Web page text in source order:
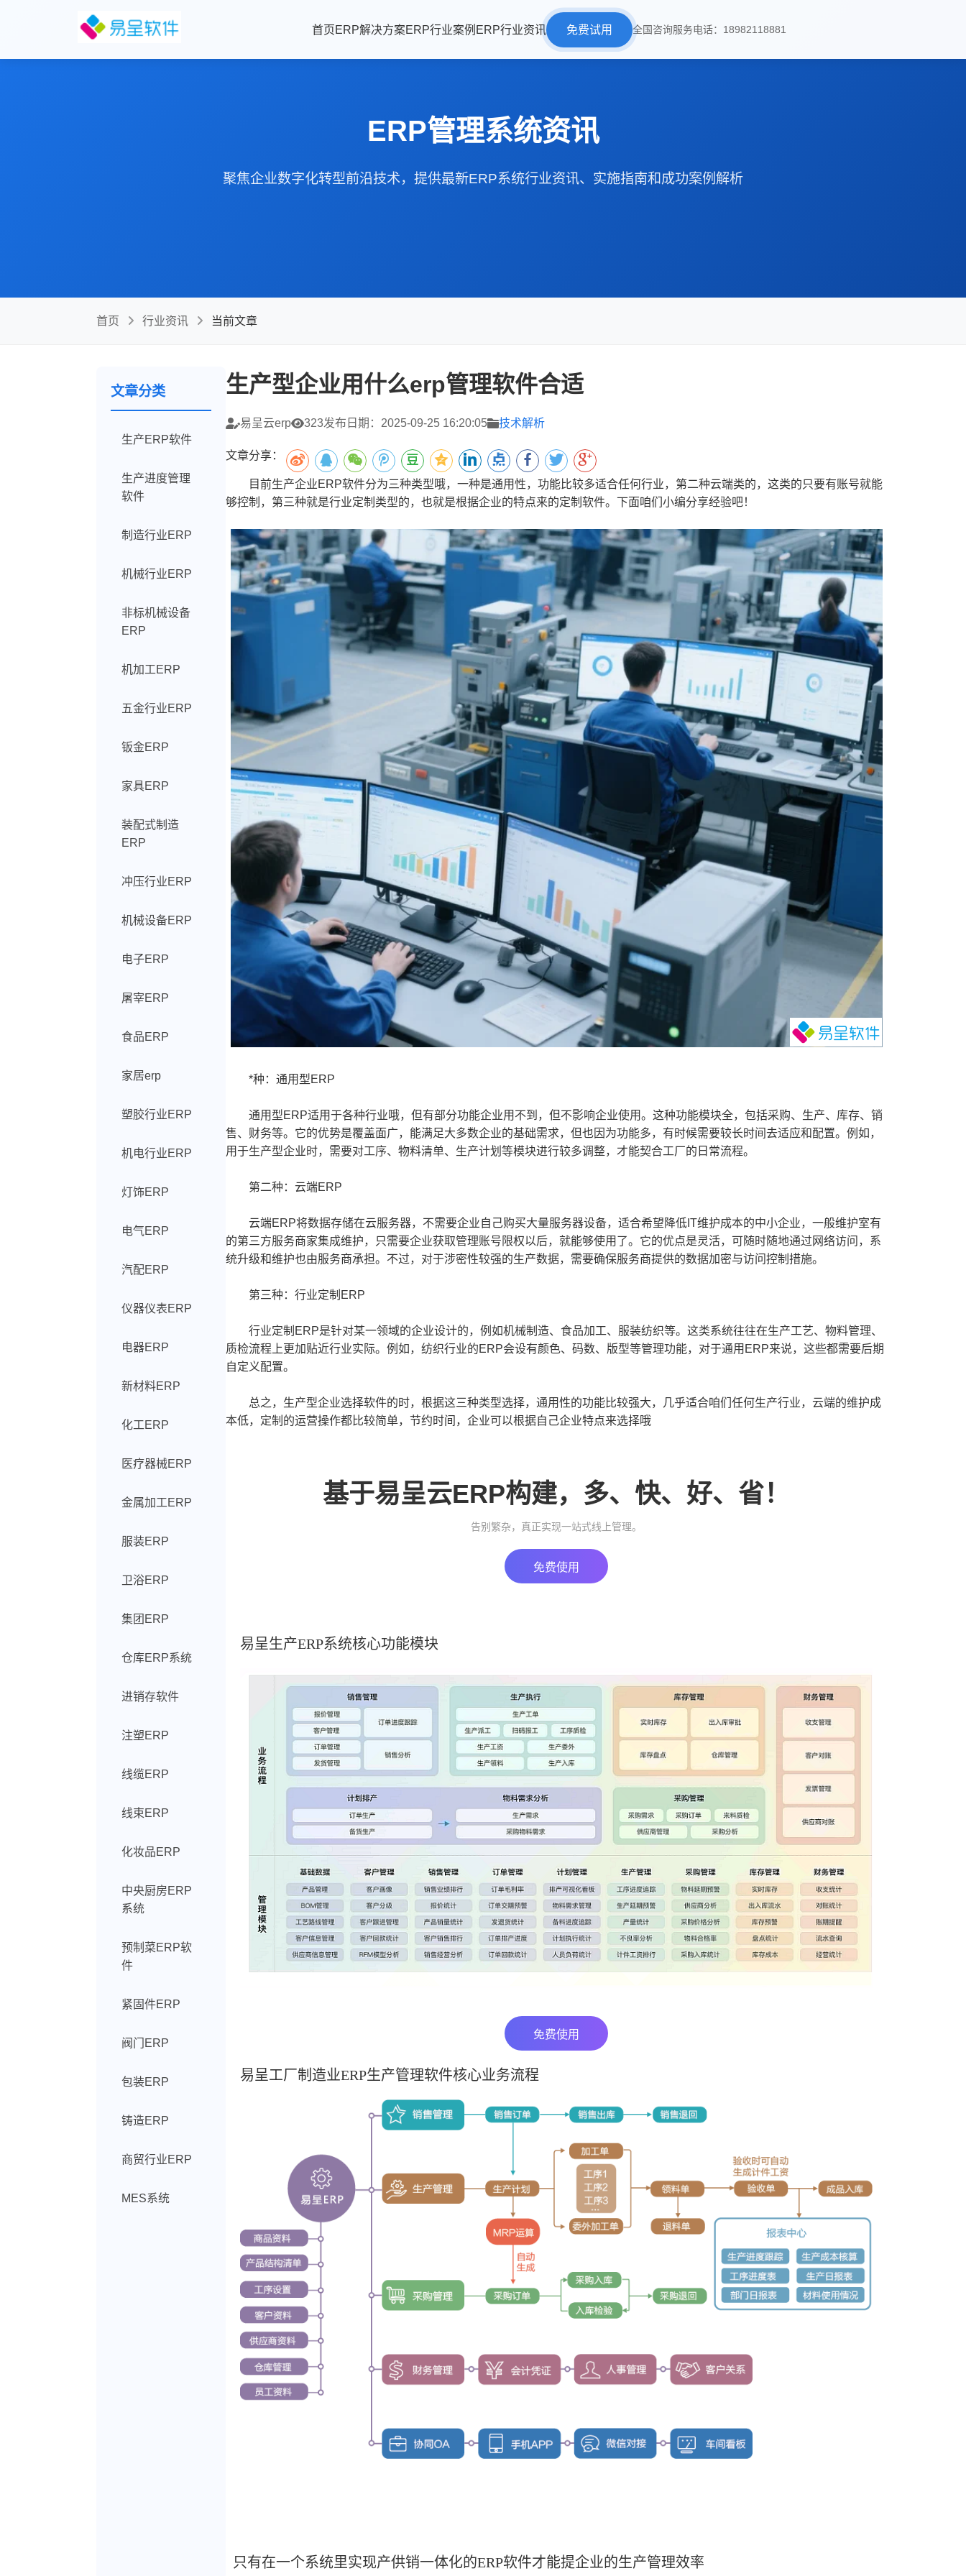
首页ERP解决方案ERP行业案例 ERP行业资讯 免费试用 全国咨询服务电话：18982118881
ERP管理系统资讯
聚焦企业数字化转型前沿技术，提供最新ERP系统行业资讯、实施指南和成功案例解析
首页 行业资讯 当前文章
文章分类
生产ERP软件
生产进度管理
软件
制造行业ERP
机械行业ERP
非标机械设备
ERP
机加工ERP
五金行业ERP
钣金ERP
家具ERP
装配式制造
ERP
冲压行业ERP
机械设备ERP
电子ERP
屠宰ERP
食品ERP
家居erp
塑胶行业ERP
机电行业ERP
灯饰ERP
电气ERP
汽配ERP
仪器仪表ERP
电器ERP
新材料ERP
化工ERP
医疗器械ERP
金属加工ERP
服装ERP
卫浴ERP
集团ERP
仓库ERP系统
进销存软件
注塑ERP
线缆ERP
线束ERP
化妆品ERP
中央厨房ERP
系统
预制菜ERP软
件
紧固件ERP
阀门ERP
包装ERP
铸造ERP
商贸行业ERP
MES系统
生产型企业用什么erp管理软件合适
易呈云erp 323发布日期：2025-09-25 16:20:05 技术解析
文章分享：
目前生产企业ERP软件分为三种类型哦，一种是通用性，功能比较多适合任何行业，第二种云端类的，这类的只要有账号就能
够控制，第三种就是行业定制类型的，也就是根据企业的特点来的定制软件。下面咱们小编分享经验吧！
*种：通用型ERP
通用型ERP适用于各种行业哦，但有部分功能企业用不到，但不影响企业使用。这种功能模块全，包括采购、生产、库存、销
售、财务等。它的优势是覆盖面广，能满足大多数企业的基础需求，但也因为功能多，有时候需要较长时间去适应和配置。例如，
用于生产型企业时，需要对工序、物料清单、生产计划等模块进行较多调整，才能契合工厂的日常流程。
第二种：云端ERP
云端ERP将数据存储在云服务器，不需要企业自己购买大量服务器设备，适合希望降低IT维护成本的中小企业，一般维护室有
的第三方服务商家集成维护，只需要企业获取管理账号限权以后，就能够使用了。它的优点是灵活，可随时随地通过网络访问，系
统升级和维护也由服务商承担。不过，对于涉密性较强的生产数据，需要确保服务商提供的数据加密与访问控制措施。
第三种：行业定制ERP
行业定制ERP是针对某一领域的企业设计的，例如机械制造、食品加工、服装纺织等。这类系统往往在生产工艺、物料管理、
质检流程上更加贴近行业实际。例如，纺织行业的ERP会设有颜色、码数、版型等管理功能，对于通用ERP来说，这些都需要后期
自定义配置。
总之，生产型企业选择软件的时，根据这三种类型选择，通用性的功能比较强大，几乎适合咱们任何生产行业，云端的维护成
本低，定制的运营操作都比较简单，节约时间，企业可以根据自己企业特点来选择哦
基于易呈云ERP构建，多、快、好、省！
告别繁杂，真正实现一站式线上管理。
免费使用
易呈生产ERP系统核心功能模块
免费使用
易呈工厂制造业ERP生产管理软件核心业务流程
只有在一个系统里实现产供销一体化的ERP软件才能提企业的生产管理效率